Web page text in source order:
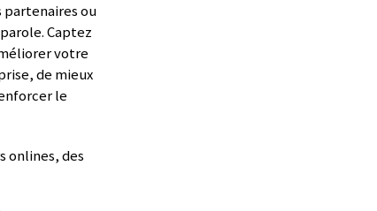
partenaires ou
Captez
votre
de mieux
le
onlines, des